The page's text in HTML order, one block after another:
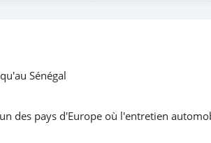
Sénégal
des pays d'Europe où l'entretien